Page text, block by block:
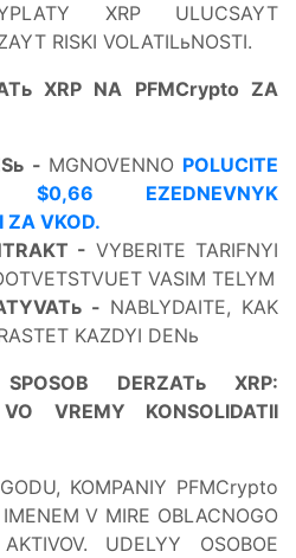
XRP ULUCSAYT
RISKI VOLATILьNOSTI.
XRP NA PFMCrypto ZA
- MGNOVENNO POLUCITE
EZEDNEVNYK
ZA VKOD.
- VYBERITE TARIFNYI
VASIM TELYM
- NABLYDAITE, KAK
KAZDYI DENь
DERZATь XRP:
VREMY KONSOLIDATII
KOMPANIY PFMCrypto
V MIRE OBLACNOGO
UDELYY OSOBOE